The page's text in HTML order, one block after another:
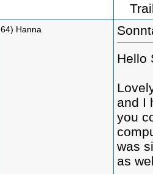
64) Hanna
Hello
and I
you
was
as